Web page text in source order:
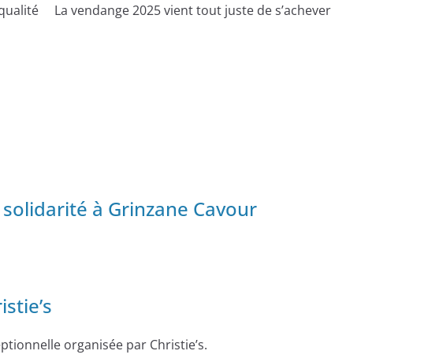
La vendange 2025 vient tout juste de s’achever
à Grinzane Cavour
organisée par Christie’s.